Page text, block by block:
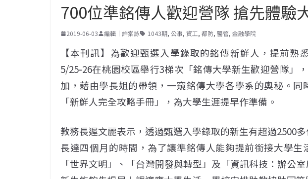
700位準銘傳人歡迎營隊 搶先體驗
2019-06-03 編輯｜許棠詠 1043期, 公事, 資工, 都防, 醫管, 金融學院
【本刊訊】為歡迎甄選入學錄取的銘傳新鮮人，提前熟
5/25-26在桃園校區舉行3梯次「銘傳大學新生歡迎營隊」
加，藉由學長姐的帶領，一窺銘傳大學各學系的奧秘。同
「新鮮人完全攻略手冊」，為大學生涯提早作準備。
教務長遲文麗表示，透過甄選入學錄取的新生有超過2500
長達四個月的時間，為了讓準銘傳人能夠提前銜接大學生
「世界文明」、「台灣開發與轉型」及「資訊科技：辦公